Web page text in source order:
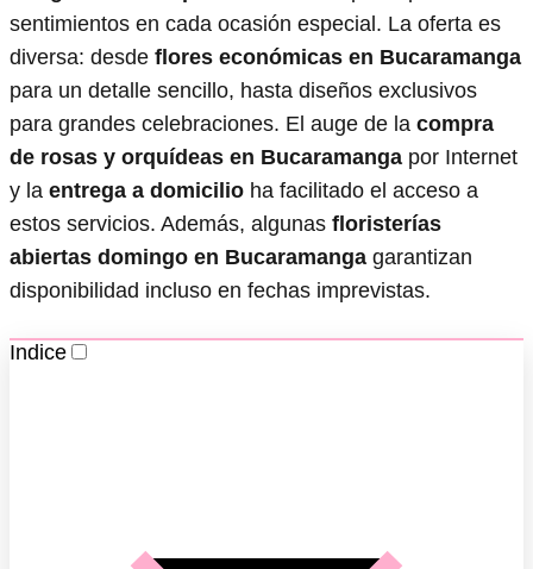
sentimientos en cada ocasión especial. La oferta es
diversa: desde flores económicas en Bucaramanga
para un detalle sencillo, hasta diseños exclusivos
para grandes celebraciones. El auge de la compra
de rosas y orquídeas en Bucaramanga por Internet
y la entrega a domicilio ha facilitado el acceso a
estos servicios. Además, algunas floristerías
abiertas domingo en Bucaramanga garantizan
disponibilidad incluso en fechas imprevistas.
Indice